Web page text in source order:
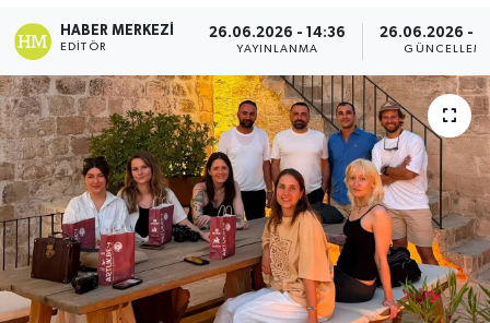
HABER MERKEZI
EDITÖR
26.06.2026 - 14:36
YAYINLANMA
26.06.2026 -